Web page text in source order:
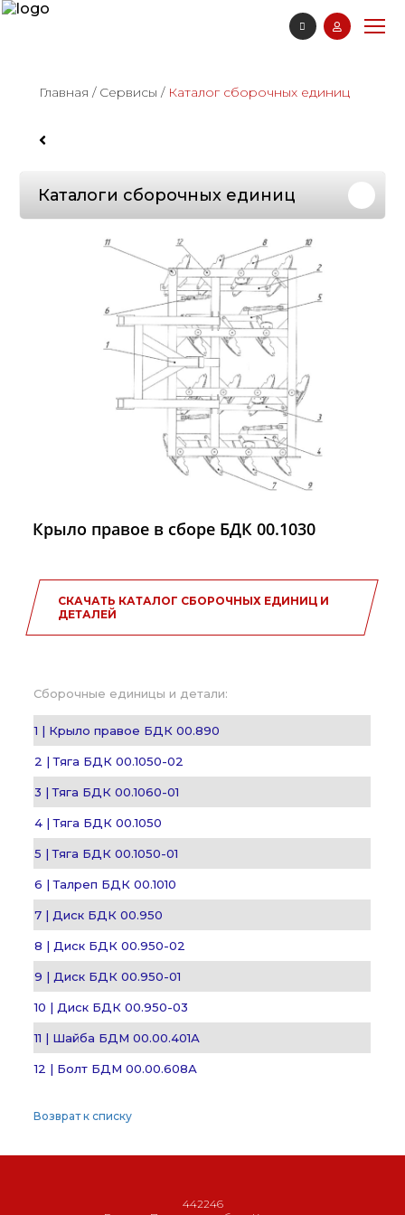
Главная / Сервисы / Каталог сборочных единиц
Каталоги сборочных единиц
Крыло правое в сборе БДК 00.1030
СКАЧАТЬ КАТАЛОГ СБОРОЧНЫХ ЕДИНИЦ И
ДЕТАЛЕЙ
Сборочные единицы и детали:
1 | Крыло правое БДК 00.890
2 | Тяга БДК 00.1050-02
3 | Тяга БДК 00.1060-01
4 | Тяга БДК 00.1050
5 | Тяга БДК 00.1050-01
6 | Талреп БДК 00.1010
7 | Диск БДК 00.950
8 | Диск БДК 00.950-02
9 | Диск БДК 00.950-01
10 | Диск БДК 00.950-03
11 | Шайба БДМ 00.00.401А
12 | Болт БДМ 00.00.608А
Возврат к списку
442246